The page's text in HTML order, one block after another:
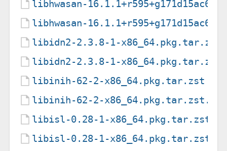
libhwasan-
libhwasan-
libidn2-2.3.8-1-x86_64.pkg.tar.zst
libidn2-2.3.8-1-
libinih-62-2-x86_64.pkg.tar.zst
libinih-62-2-x86_64.pkg.tar.zst.sig
libisl-0.28-1-x86_64.pkg.tar.zst
libisl-0.28-1-